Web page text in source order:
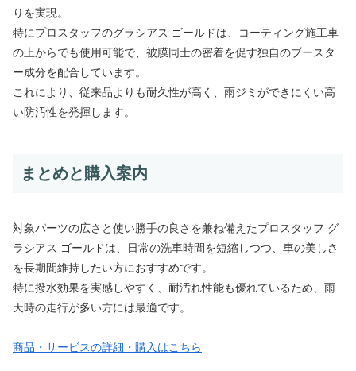
りを実現。
特にプロスタッフのグラシアス ゴールドは、コーティング施工車
の上からでも使用可能で、被膜同士の密着を促す独自のブースタ
ー成分を配合しています。
これにより、従来品よりも耐久性が高く、雨ジミができにくい高
い防汚性を発揮します。
まとめと購入案内
対象パーツの広さと使い勝手の良さを兼ね備えたプロスタッフ グ
ラシアス ゴールドは、日常の洗車時間を短縮しつつ、車の美しさ
を長期間維持したい方におすすめです。
特に撥水効果を実感しやすく、耐汚れ性能も優れているため、雨
天時の走行が多い方には最適です。
商品・サービスの詳細・購入はこちら